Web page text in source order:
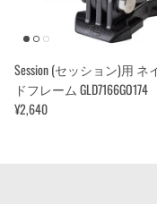
Session (セッション)用 ネ
ドフレーム GLD7166GO174
¥2,640